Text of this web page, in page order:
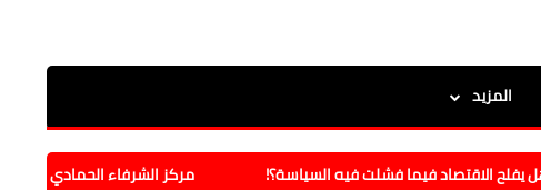
المزيد
فيما فشلت فيه السياسة؟! مركز الشرفاء الحمادي بمالانج يدشن